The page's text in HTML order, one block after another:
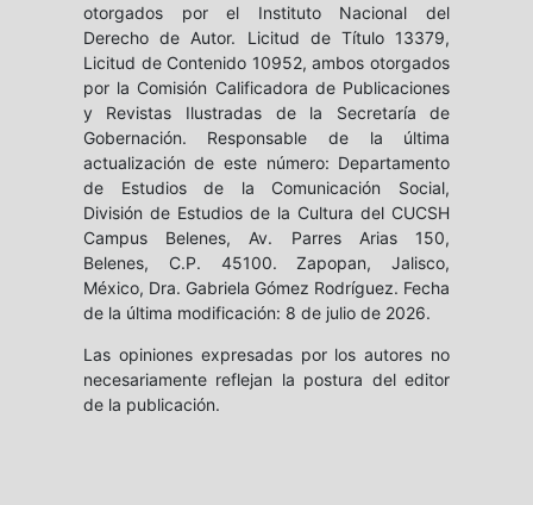
otorgados por el Instituto Nacional del
Derecho de Autor. Licitud de Título 13379,
Licitud de Contenido 10952, ambos otorgados
por la Comisión Calificadora de Publicaciones
y Revistas Ilustradas de la Secretaría de
Gobernación. Responsable de la última
actualización de este número: Departamento
de Estudios de la Comunicación Social,
División de Estudios de la Cultura del CUCSH
Campus Belenes, Av. Parres Arias 150,
Belenes, C.P. 45100. Zapopan, Jalisco,
México, Dra. Gabriela Gómez Rodríguez. Fecha
de la última modificación: 8 de julio de 2026.
Las opiniones expresadas por los autores no
necesariamente reflejan la postura del editor
de la publicación.